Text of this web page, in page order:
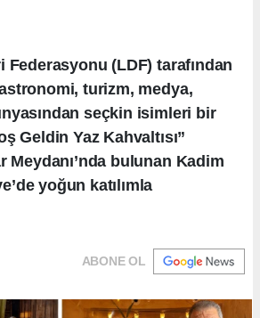
Federasyonu (LDF) tarafından
turizm, medya,
seçkin isimleri bir
Geldin Yaz Kahvaltısı”
bulunan Kadim
yoğun katılımla
ABONE OL